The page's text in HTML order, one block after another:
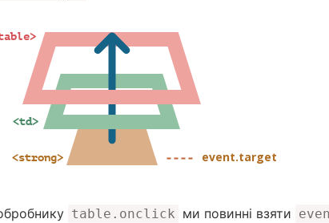
table.onclick ми повинні взяти